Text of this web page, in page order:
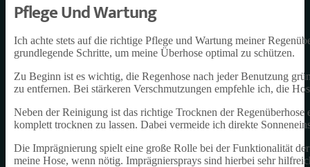
Pflege Und Wartung
Ich achte stets auf die richtige Pflege und Wartung meiner
grundlegende Schritte, um meine Überhose optimal zu schützen.
Zu Beginn ist es wichtig, die Regenhose nach jeder Benutzung
zu entfernen. Bei stärkeren Verschmutzungen empfehle ich, die
Neben der Reinigung ist das richtige Trocknen der
komplett trocknen zu lassen. Dabei vermeide ich direkte
Die Imprägnierung spielt eine große Rolle bei der Funktionalität
meine Hose, wenn nötig. Imprägniersprays sind hierbei sehr